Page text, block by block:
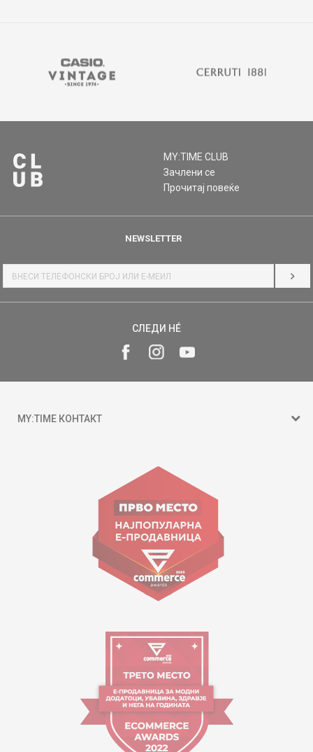
MY:TIME CLUB
Зачлени се
Прочитај повеќе
NEWSLETTER
СЛЕДИ НÉ
MY:TIME КОНТАКТ
ул. Гоце Николовски бр.74 Скопје
contact@mytime.mk
Работно време:
09:00 до 17:00